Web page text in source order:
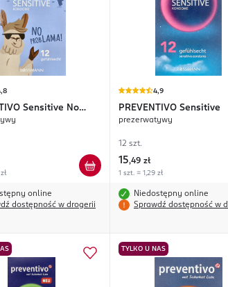
Sensitive No
online
dostępność w drogerii
4,9
PREVENTIVO Sensitive
prezerwatywy
12 szt.
15,49 zł
1 szt. = 1,29 zł
Niedostępny online
Sprawdź dostępność w
TYLKO U NAS